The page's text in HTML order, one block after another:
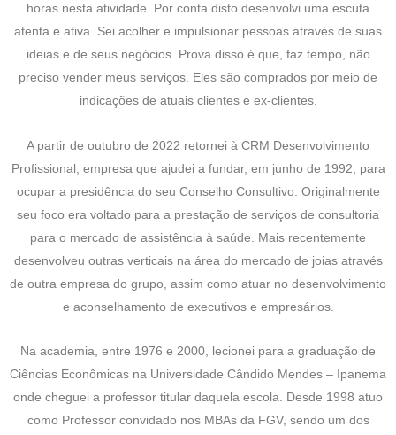
horas nesta atividade. Por conta disto desenvolvi uma escuta
atenta e ativa. Sei acolher e impulsionar pessoas através de suas
ideias e de seus negócios. Prova disso é que, faz tempo, não
preciso vender meus serviços. Eles são comprados por meio de
indicações de atuais clientes e ex-clientes.
A partir de outubro de 2022 retornei à CRM Desenvolvimento
Profissional, empresa que ajudei a fundar, em junho de 1992, para
ocupar a presidência do seu Conselho Consultivo. Originalmente
seu foco era voltado para a prestação de serviços de consultoria
para o mercado de assistência à saúde. Mais recentemente
desenvolveu outras verticais na área do mercado de joias através
de outra empresa do grupo, assim como atuar no desenvolvimento
e aconselhamento de executivos e empresários.
Na academia, entre 1976 e 2000, lecionei para a graduação de
Ciências Econômicas na Universidade Cândido Mendes – Ipanema
onde cheguei a professor titular daquela escola. Desde 1998 atuo
como Professor convidado nos MBAs da FGV, sendo um dos